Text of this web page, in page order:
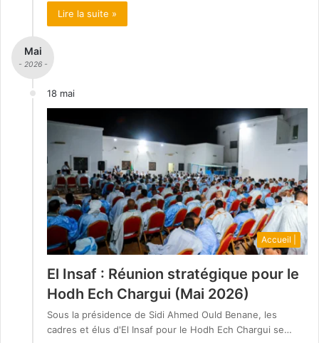
Lire la suite »
Mai
- 2026 -
18 mai
Accueil |
El Insaf : Réunion stratégique pour le
Hodh Ech Chargui (Mai 2026)
Sous la présidence de Sidi Ahmed Ould Benane, les
cadres et élus d'El Insaf pour le Hodh Ech Chargui se…